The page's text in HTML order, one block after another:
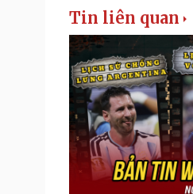
Tin liên quan